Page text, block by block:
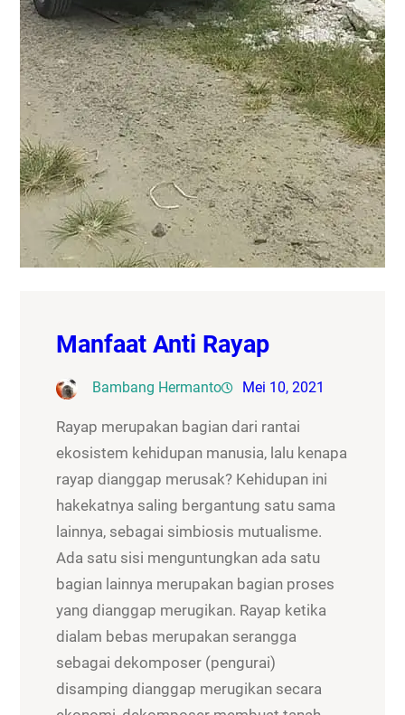
Manfaat Anti Rayap
Bambang Hermanto Mei 10, 2021
Rayap merupakan bagian dari rantai
ekosistem kehidupan manusia, lalu kenapa
rayap dianggap merusak? Kehidupan ini
hakekatnya saling bergantung satu sama
lainnya, sebagai simbiosis mutualisme.
Ada satu sisi menguntungkan ada satu
bagian lainnya merupakan bagian proses
yang dianggap merugikan. Rayap ketika
dialam bebas merupakan serangga
sebagai dekomposer (pengurai)
disamping dianggap merugikan secara